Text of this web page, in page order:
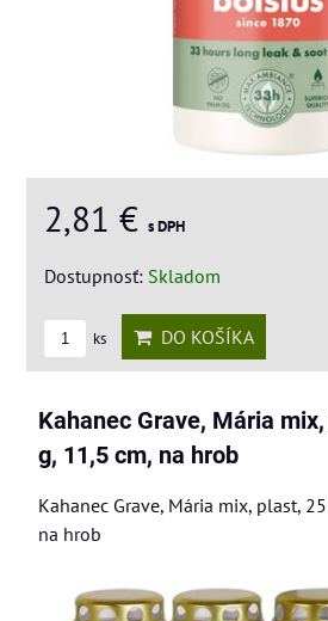
2,81 € s DPH
Dostupnosť: Skladom
ks DO KOŠÍKA
Kahanec Grave, Mária
g, 11,5 cm, na hrob
Kahanec Grave, Mária mix, plast,
na hrob